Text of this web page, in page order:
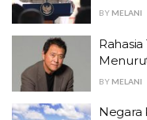
BY MELANI
BY MELANI
Negara